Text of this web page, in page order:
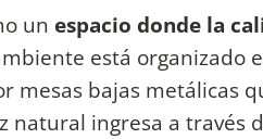
un espacio donde la
está organizado
mesas bajas metálicas
natural ingresa a través